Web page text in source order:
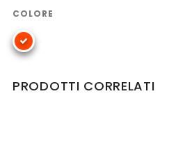
COLORE
PRODOTTI CORRELATI